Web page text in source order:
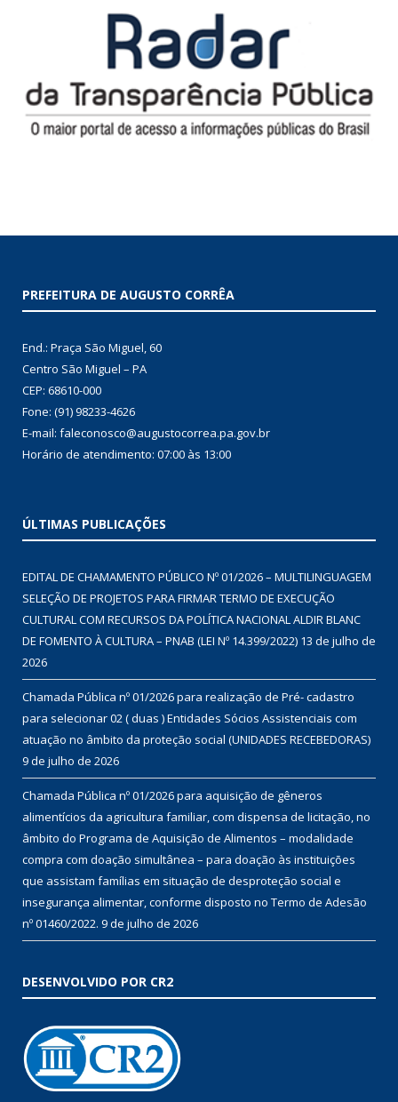
PREFEITURA DE AUGUSTO CORRÊA
End.: Praça São Miguel, 60
Centro São Miguel – PA
CEP: 68610-000
Fone: (91) 98233-4626
E-mail: faleconosco@augustocorrea.pa.gov.br
Horário de atendimento: 07:00 às 13:00
ÚLTIMAS PUBLICAÇÕES
EDITAL DE CHAMAMENTO PÚBLICO Nº 01/2026 – MULTILINGUAGEM
SELEÇÃO DE PROJETOS PARA FIRMAR TERMO DE EXECUÇÃO
CULTURAL COM RECURSOS DA POLÍTICA NACIONAL ALDIR BLANC
DE FOMENTO À CULTURA – PNAB (LEI Nº 14.399/2022) 13 de julho de
2026
Chamada Pública nº 01/2026 para realização de Pré- cadastro
para selecionar 02 ( duas ) Entidades Sócios Assistenciais com
atuação no âmbito da proteção social (UNIDADES RECEBEDORAS)
9 de julho de 2026
Chamada Pública nº 01/2026 para aquisição de gêneros
alimentícios da agricultura familiar, com dispensa de licitação, no
âmbito do Programa de Aquisição de Alimentos – modalidade
compra com doação simultânea – para doação às instituições
que assistam famílias em situação de desproteção social e
insegurança alimentar, conforme disposto no Termo de Adesão
nº 01460/2022. 9 de julho de 2026
DESENVOLVIDO POR CR2